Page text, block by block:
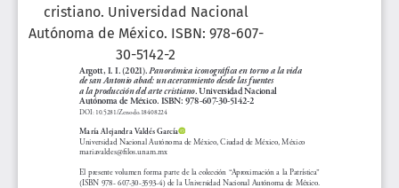
cristiano. Universidad Nacional
Autónoma de México. ISBN: 978-607-
30-5142-2